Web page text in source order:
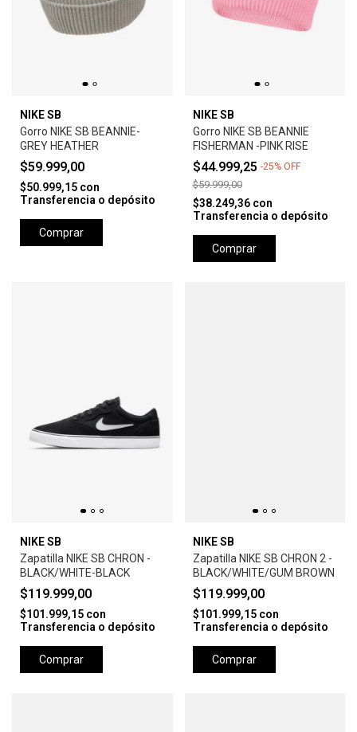
NIKE SB
Gorro NIKE SB BEANNIE-
GREY HEATHER
$59.999,00
$50.999,15 con
Transferencia o depósito
Comprar
NIKE SB
Gorro NIKE SB BEANNIE
FISHERMAN -PINK RISE
$44.999,25 -25% OFF
$59.999,00
$38.249,36 con
Transferencia o depósito
Comprar
NIKE SB
Zapatilla NIKE SB CHRON -
BLACK/WHITE-BLACK
$119.999,00
$101.999,15 con
Transferencia o depósito
Comprar
NIKE SB
Zapatilla NIKE SB CHRON 2 -
BLACK/WHITE/GUM BROWN
$119.999,00
$101.999,15 con
Transferencia o depósito
Comprar